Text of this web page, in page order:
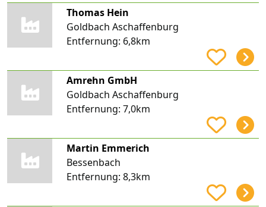
Thomas Hein
Goldbach Aschaffenburg
Entfernung: 6,8km
Amrehn GmbH
Goldbach Aschaffenburg
Entfernung: 7,0km
Martin Emmerich
Bessenbach
Entfernung: 8,3km